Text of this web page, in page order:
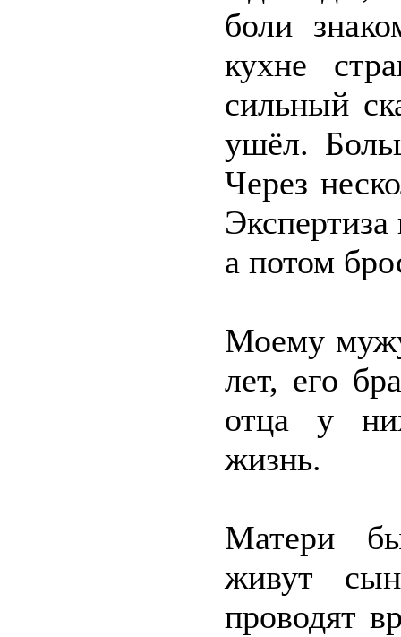
боли
кухне
сильный
ушёл.
Через
а потом
Моему
лет, его
отца у
жизнь.
Матери
живут
проводят